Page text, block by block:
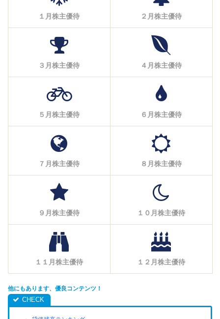
１月株主優待 ２月株主優待
３月株主優待 ４月株主優待
５月株主優待 ６月株主優待
７月株主優待 ８月株主優待
９月株主優待 １０月株主優待
１１月株主優待 １２月株主優待
他にもあります、優良コンテンツ！